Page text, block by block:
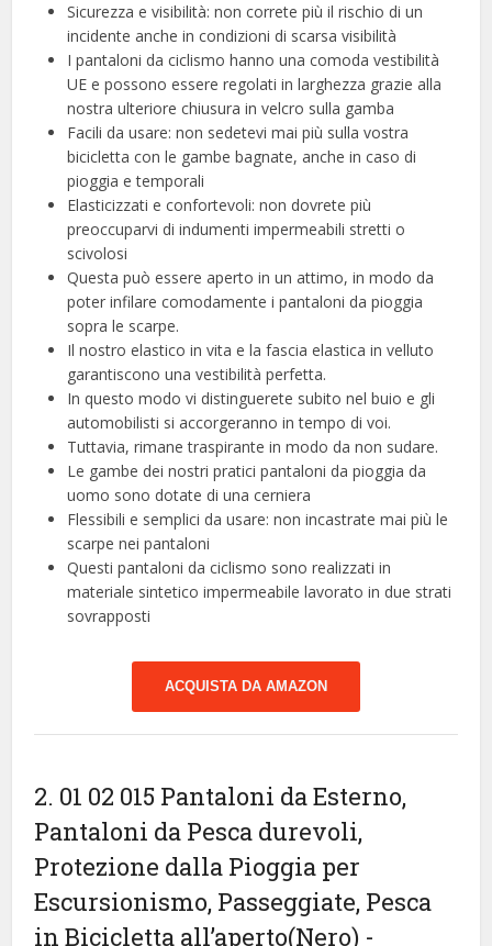
Sicurezza e visibilità: non correte più il rischio di un
incidente anche in condizioni di scarsa visibilità
I pantaloni da ciclismo hanno una comoda vestibilità
UE e possono essere regolati in larghezza grazie alla
nostra ulteriore chiusura in velcro sulla gamba
Facili da usare: non sedetevi mai più sulla vostra
bicicletta con le gambe bagnate, anche in caso di
pioggia e temporali
Elasticizzati e confortevoli: non dovrete più
preoccuparvi di indumenti impermeabili stretti o
scivolosi
Questa può essere aperto in un attimo, in modo da
poter infilare comodamente i pantaloni da pioggia
sopra le scarpe.
Il nostro elastico in vita e la fascia elastica in velluto
garantiscono una vestibilità perfetta.
In questo modo vi distinguerete subito nel buio e gli
automobilisti si accorgeranno in tempo di voi.
Tuttavia, rimane traspirante in modo da non sudare.
Le gambe dei nostri pratici pantaloni da pioggia da
uomo sono dotate di una cerniera
Flessibili e semplici da usare: non incastrate mai più le
scarpe nei pantaloni
Questi pantaloni da ciclismo sono realizzati in
materiale sintetico impermeabile lavorato in due strati
sovrapposti
ACQUISTA DA AMAZON
2. 01 02 015 Pantaloni da Esterno,
Pantaloni da Pesca durevoli,
Protezione dalla Pioggia per
Escursionismo, Passeggiate, Pesca
in Bicicletta all’aperto(Nero) -